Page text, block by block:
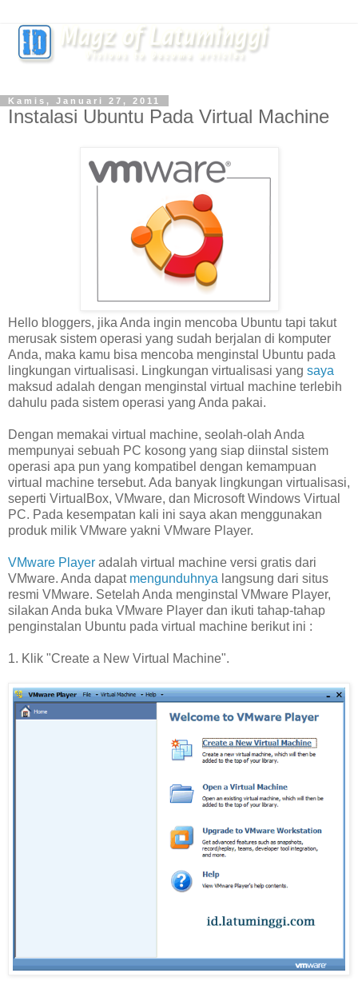
Kamis, Januari 27, 2011
Instalasi Ubuntu Pada Virtual Machine
Hello bloggers, jika Anda ingin mencoba Ubuntu tapi takut
merusak sistem operasi yang sudah berjalan di komputer
Anda, maka kamu bisa mencoba menginstal Ubuntu pada
lingkungan virtualisasi. Lingkungan virtualisasi yang saya
maksud adalah dengan menginstal virtual machine terlebih
dahulu pada sistem operasi yang Anda pakai.
Dengan memakai virtual machine, seolah-olah Anda
mempunyai sebuah PC kosong yang siap diinstal sistem
operasi apa pun yang kompatibel dengan kemampuan
virtual machine tersebut. Ada banyak lingkungan virtualisasi,
seperti VirtualBox, VMware, dan Microsoft Windows Virtual
PC. Pada kesempatan kali ini saya akan menggunakan
produk milik VMware yakni VMware Player.
VMware Player adalah virtual machine versi gratis dari
VMware. Anda dapat mengunduhnya langsung dari situs
resmi VMware. Setelah Anda menginstal VMware Player,
silakan Anda buka VMware Player dan ikuti tahap-tahap
penginstalan Ubuntu pada virtual machine berikut ini :
1. Klik "Create a New Virtual Machine".